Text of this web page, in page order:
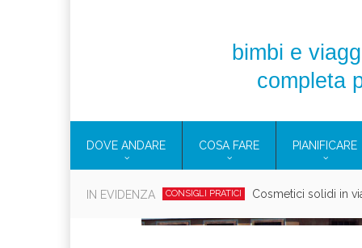
bimbi e
completa
DOVE ANDARE COSA FARE PIANIFICARE
IN EVIDENZA EOLIE Viaggi per donne 2026: vieni